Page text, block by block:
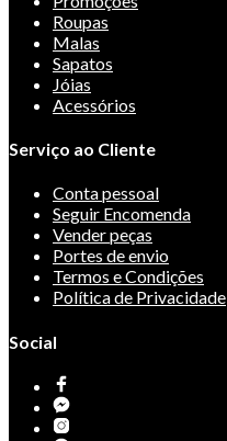
Roupas
Malas
Sapatos
Jóias
Acessórios
Serviço ao Cliente
Conta pessoal
Seguir Encomenda
Vender peças
Portes de envio
Termos e Condições
Política de Privacidade
Social